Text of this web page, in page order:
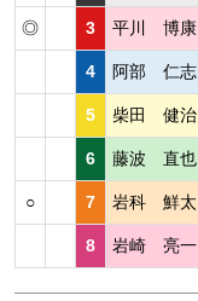
◎ 3 平川 博康
4 阿部 仁志
5 柴田 健治
6 藤波 直也
○ 7 岩科 鮮太
8 岩崎 亮一